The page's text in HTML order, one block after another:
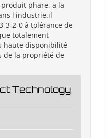
phare, a la
l'industrie.il
3-2-0 à tolérance de
totalement
haute disponibilité
de la propriété de
Technology